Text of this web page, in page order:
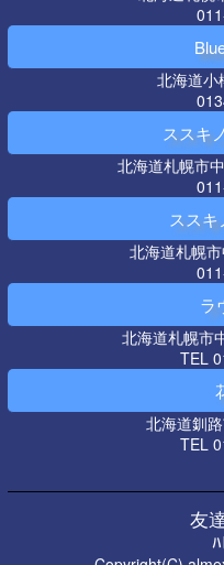
北海道小
ススキ
北海道札幌市
スス
北海道札幌
ラ
北海道札幌市
TEL
北海道釧
TEL
友